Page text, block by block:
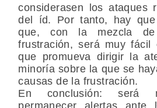
considerasen los ataques
del íd. Por tanto, hay
que, con la mezcla
frustración, será muy
que promueva dirigir la
minoría sobre la que se
causas de la frustración.
En conclusión: será
permanecer alertas ante